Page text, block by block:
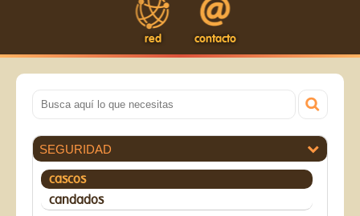
red contacto
SEGURIDAD
cascos
candados